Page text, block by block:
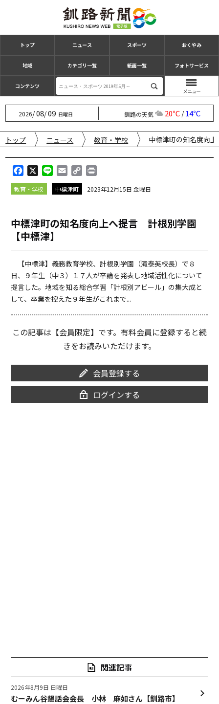
トップ ニュース スポーツ おくやみ
地域 カテゴリ一覧 紙面一覧 フォトサービス
コンテンツ
2026/08/09 日曜日 釧路の天気 20℃/14℃
トップ ニュース 教育・学校 中標津町の知名度向
a
c
o
o
i
n
m
a
o
p
i
i
教育・学校 中標津町 2023年12月15日 金曜日
中標津町の知名度向上へ提言 計根別学園
【中標津】
【中標津】義務教育学校、計根別学園（滝泰英校長）で８
日、９年生（中３）１７人が卒論を発表し地域活性化について
提言した。地域を知る総合学習「計根別アピール」の集大成と
して、卒業を控えた９年生がこれまで...
この記事は【会員限定】です。有料会員に登録すると続
きをお読みいただけます。
会員登録する
ログインする
関連記事
むーみん谷懇話会会長 小林 麻如さん【釧路市】
2026年8月9日 日曜日